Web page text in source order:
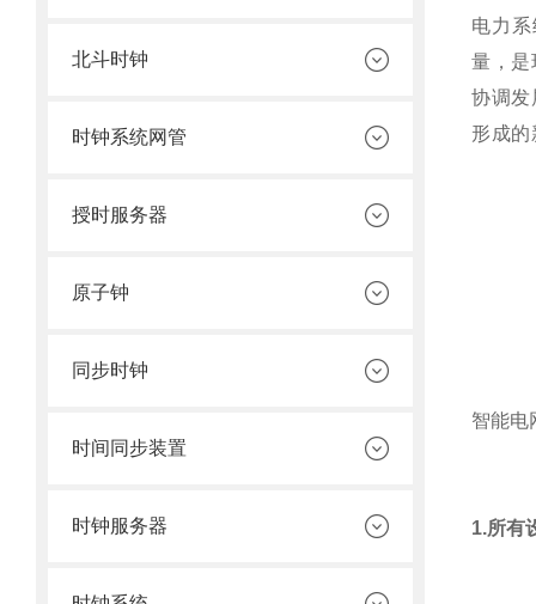
北斗时钟
时钟系统网管
授时服务器
原子钟
同步时钟
时间同步装置
时钟服务器
电力
量，是
协调发
形成的
智能电
1.所有